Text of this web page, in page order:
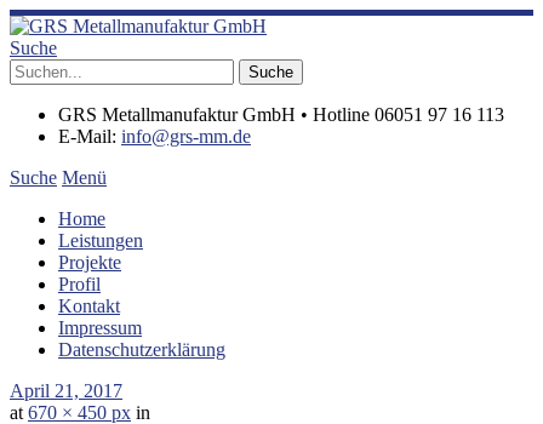
Suche
GRS Metallmanufaktur GmbH • Hotline 06051 97 16 113
E-Mail: info@grs-mm.de
Suche Menü
Home
Leistungen
Projekte
Profil
Kontakt
Impressum
Datenschutzerklärung
April 21, 2017
at 670 × 450 px in